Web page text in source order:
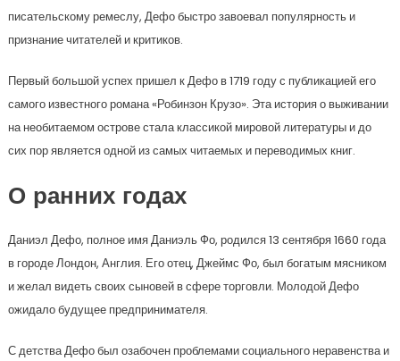
писательскому ремеслу, Дефо быстро завоевал популярность и
признание читателей и критиков.
Первый большой успех пришел к Дефо в 1719 году с публикацией его
самого известного романа «Робинзон Крузо». Эта история о выживании
на необитаемом острове стала классикой мировой литературы и до
сих пор является одной из самых читаемых и переводимых книг.
О ранних годах
Даниэл Дефо, полное имя Даниэль Фо, родился 13 сентября 1660 года
в городе Лондон, Англия. Его отец, Джеймс Фо, был богатым мясником
и желал видеть своих сыновей в сфере торговли. Молодой Дефо
ожидало будущее предпринимателя.
С детства Дефо был озабочен проблемами социального неравенства и